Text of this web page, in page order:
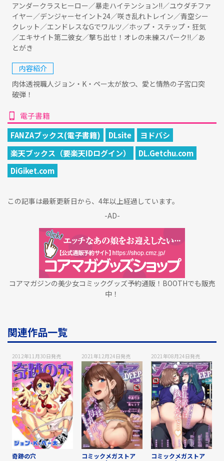
アンダークラスヒーロー／暴走ハイテンション!!／ユウダチファ
イヤー／デンジャーセイント24／咲き乱れトレイン／青空シー
クレット／エンドレスなGでワルツ／ホップ・ステップ・狂気
／エキサイト第二彼女／撃ち出せ！オレの未練スパーク!!／あ
とがき
内容紹介
肉体透視職人ジョン・K・ペー太が放つ、愛と情熱の子宮口突
破弾！
電子書籍
FANZAブックス(電子書籍)
DLsite
ヨドバシ
楽天ブックス（要楽天IDログイン）
DL.Getchu.com
DiGiket.com
この記事は最新更新日から、4年以上経過しています。
-AD-
コアマガジンの美少女コミックグッズ予約通販！BOOTHでも販売
中！
関連作品一覧
2012年11月30日発売
奇跡の穴
2021年12月24日発売
コミックメガストア
2021年08月24日発売
コミックメガストア